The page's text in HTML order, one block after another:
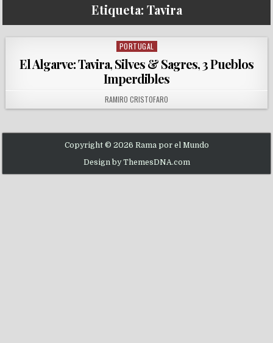
Etiqueta: Tavira
Posted in
PORTUGAL
El Algarve: Tavira, Silves & Sagres, 3 Pueblos
Imperdibles
AUTHOR:
RAMIRO CRISTOFARO
Copyright © 2026 Rama por el Mundo
Design by ThemesDNA.com